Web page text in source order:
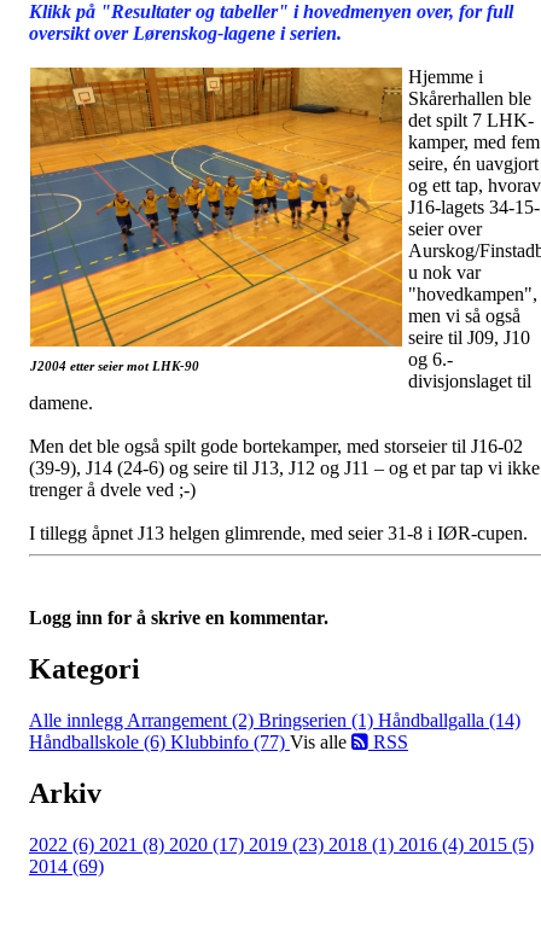
Klikk på "Resultater og tabeller" i hovedmenyen over, for full
oversikt over Lørenskog-lagene i serien.
J2004 etter seier mot LHK-90
Hjemme i
Skårerhallen ble
det spilt 7 LHK-
kamper, med fem
seire, én uavgjort
og ett tap, hvorav
J16-lagets 34-15-
seier over
Aurskog/
u nok var
"hovedkampen",
men vi så også
seire til J09, J10
og 6.-
divisjonslaget til
damene.
Men det ble også spilt gode bortekamper, med storseier til J16-02
(39-9), J14 (24-6) og seire til J13, J12 og J11 – og et par tap vi ikke
trenger å dvele ved ;-)
I tillegg åpnet J13 helgen glimrende, med seier 31-8 i IØR-cupen.
Logg inn for å skrive en kommentar.
Kategori
Alle innlegg Arrangement (2) Bringserien (1) Håndballgalla (14)
Håndballskole (6) Klubbinfo (77) Vis alle RSS
Arkiv
2022 (6) 2021 (8) 2020 (17) 2019 (23) 2018 (1) 2016 (4) 2015 (5)
2014 (69)